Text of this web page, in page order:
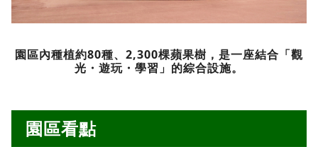
園區內種植約80種、2,300棵蘋果樹，是一座結合「觀
光・遊玩・學習」的綜合設施。
園區看點